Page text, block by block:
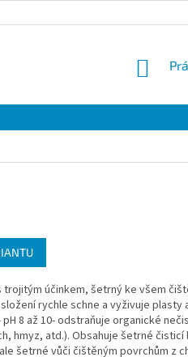
trojitým účinkem, šetrný ke všem
rychle schne a vyživuje plasty
8 až 10- odstraňuje organické
hmyz, atd.). Obsahuje šetrné
šetrné vůči čištěným povrchům z